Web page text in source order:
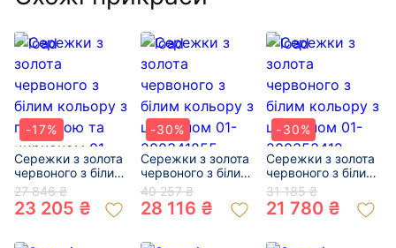
-17%
Сережки з золота
червоного з білим
кольору з
перлиною та
цирконом 01-
27 846 ₴
23 205 ₴
-30%
Сережки з золота
червоного з білим
кольору з
цирконом 01-
200341855
40 257 ₴
28 116 ₴
-30%
Сережки з золота
червоного з білим
кольору з
цирконом 01-
200353412
31 185 ₴
21 780 ₴